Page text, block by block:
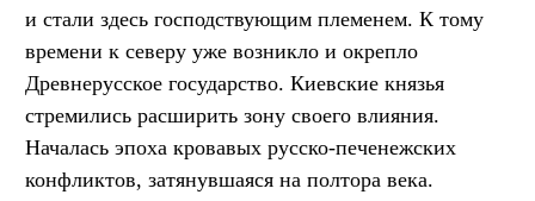
и стали здесь господствующим племенем. К тому
времени к северу уже возникло и окрепло
Древнерусское государство. Киевские князья
стремились расширить зону своего влияния.
Началась эпоха кровавых русско-печенежских
конфликтов, затянувшаяся на полтора века.